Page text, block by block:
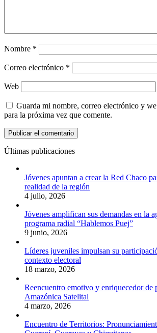
Nombre *
Correo electrónico *
Web
Guarda mi nombre, correo electrónico y
para la próxima vez que comente.
Últimas publicaciones
Jóvenes apuntan a crear la Red Chaco
realidad de la región
4 julio, 2026
Jóvenes amplifican sus demandas en la
programa radial “Hablemos Puej”
9 junio, 2026
Líderes juveniles impulsan su
contexto electoral
18 marzo, 2026
Reencuentro emotivo y enriquecedor de
Amazónica Satelital
4 marzo, 2026
Encuentro de Territorios: